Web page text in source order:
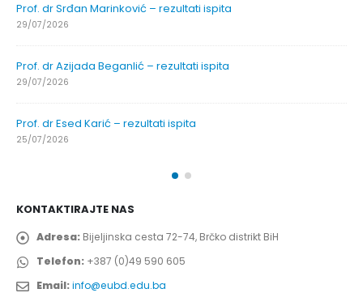
Prof. dr Srđan Marinković – rezultati ispita
29/07/2026
Prof. dr Azijada Beganlić – rezultati ispita
29/07/2026
Prof. dr Esed Karić – rezultati ispita
25/07/2026
KONTAKTIRAJTE NAS
Adresa: Bijeljinska cesta 72-74, Brčko distrikt BiH
Telefon: +387 (0)49 590 605
Email:info@eubd.edu.ba